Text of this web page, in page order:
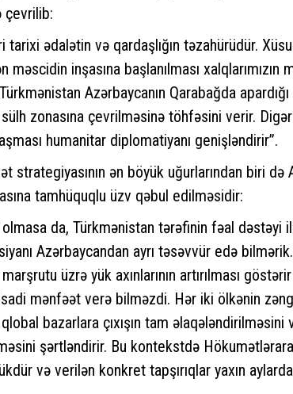
çevrilib:
ədalətin və qardaşlığın təzahürüdür.
inşasına başlanılması xalqlarımızın
Azərbaycanın Qarabağda
zonasına çevrilməsinə töhfəsini verir.
humanitar diplomatiyanı genişləndirir”.
strategiyasının ən böyük uğurlarından biri də
tamhüquqlu üzv qəbul edilməsidir:
da, Türkmənistan tərəfinin fəal dəstəyi
Azərbaycandan ayrı təsəvvür edə
üzrə yük axınlarının artırılması
mənfəət verə bilməzdi. Hər iki ölkənin
bazarlara çıxışın tam əlaqələndirilməsini
şərtləndirir. Bu kontekstdə
və verilən konkret tapşırıqlar yaxın